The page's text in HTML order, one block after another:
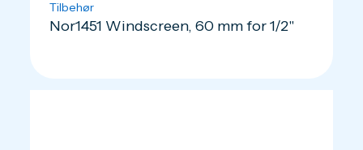
Tilbehør
Nor1451 Windscreen, 60 mm for 1/2"